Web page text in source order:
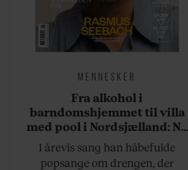
MENNESKER
Fra alkohol i
barndomshjemmet til villa
med pool i Nordsjælland: Nu
skal du høre sandheden om
Rasmus Seebach
I årevis sang han håbefulde
popsange om drengen, der